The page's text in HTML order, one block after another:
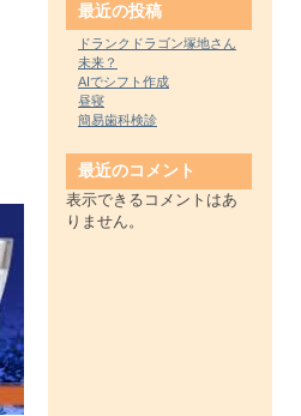
最近の投稿
ドランクドラゴン塚地さん
未来？
AIでシフト作成
昼寝
簡易歯科検診
最近のコメント
表示できるコメントはあ
りません。